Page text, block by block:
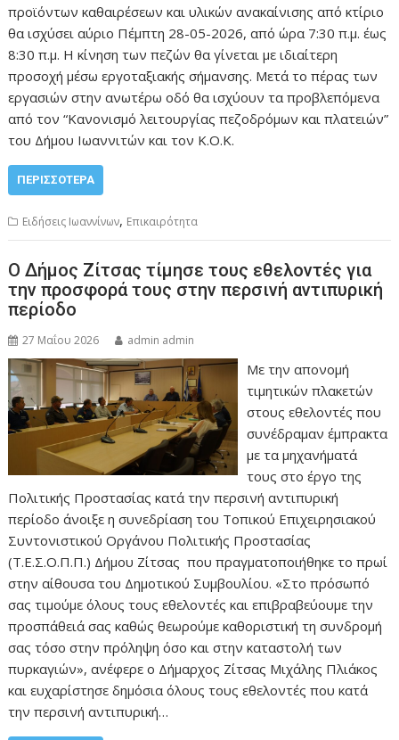
προϊόντων καθαιρέσεων και υλικών ανακαίνισης από κτίριο
θα ισχύσει αύριο Πέμπτη 28-05-2026, από ώρα 7:30 π.μ. έως
8:30 π.μ. Η κίνηση των πεζών θα γίνεται με ιδιαίτερη
προσοχή μέσω εργοταξιακής σήμανσης. Μετά το πέρας των
εργασιών στην ανωτέρω οδό θα ισχύουν τα προβλεπόμενα
από τον “Κανονισμό λειτουργίας πεζοδρόμων και πλατειών”
του Δήμου Ιωαννιτών και τον Κ.Ο.Κ.
ΠΕΡΙΣΣΌΤΕΡΑ
Ειδήσεις Ιωαννίνων, Επικαιρότητα
Ο Δήμος Ζίτσας τίμησε τους εθελοντές για
την προσφορά τους στην περσινή αντιπυρική
περίοδο
27 Μαΐου 2026 admin admin
Με την απονομή
τιμητικών πλακετών
στους εθελοντές που
συνέδραμαν έμπρακτα
με τα μηχανήματά
τους στο έργο της
Πολιτικής Προστασίας κατά την περσινή αντιπυρική
περίοδο άνοιξε η συνεδρίαση του Τοπικού Επιχειρησιακού
Συντονιστικού Οργάνου Πολιτικής Προστασίας
(Τ.Ε.Σ.Ο.Π.Π.) Δήμου Ζίτσας που πραγματοποιήθηκε το πρωί
στην αίθουσα του Δημοτικού Συμβουλίου. «Στο πρόσωπό
σας τιμούμε όλους τους εθελοντές και επιβραβεύουμε την
προσπάθειά σας καθώς θεωρούμε καθοριστική τη συνδρομή
σας τόσο στην πρόληψη όσο και στην καταστολή των
πυρκαγιών», ανέφερε ο Δήμαρχος Ζίτσας Μιχάλης Πλιάκος
και ευχαρίστησε δημόσια όλους τους εθελοντές που κατά
την περσινή αντιπυρική…